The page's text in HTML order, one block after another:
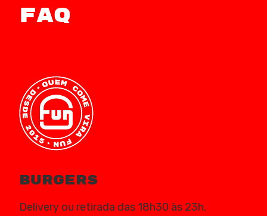
FAQ
burgers
Delivery ou retirada das 18h30 às 23h.